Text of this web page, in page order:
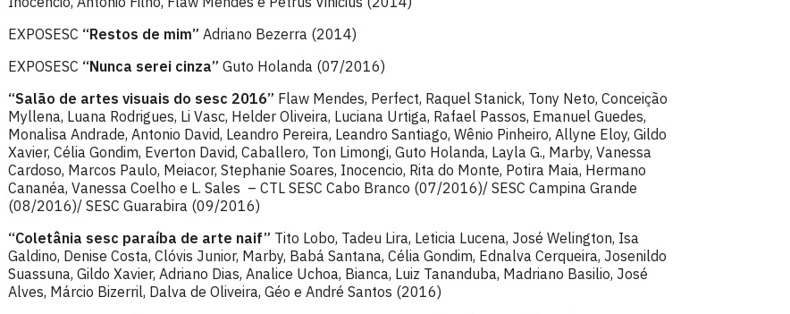
EXPOSESC “Restos de mim” Adriano Bezerra (2014)
EXPOSESC “Nunca serei cinza” Guto Holanda (07/2016)
“Salão de artes visuais do sesc 2016” Flaw Mendes, Perfect, Raquel Stanick, Tony Neto, Conceição
Myllena, Luana Rodrigues, Li Vasc, Helder Oliveira, Luciana Urtiga, Rafael Passos, Emanuel Guedes,
Monalisa Andrade, Antonio David, Leandro Pereira, Leandro Santiago, Wênio Pinheiro, Allyne Eloy, Gildo
Xavier, Célia Gondim, Everton David, Caballero, Ton Limongi, Guto Holanda, Layla G., Marby, Vanessa
Cardoso, Marcos Paulo, Meiacor, Stephanie Soares, Inocencio, Rita do Monte, Potira Maia, Hermano
Cananéa, Vanessa Coelho e L. Sales – CTL SESC Cabo Branco (07/2016)/ SESC Campina Grande
(08/2016)/ SESC Guarabira (09/2016)
“Coletânia sesc paraíba de arte naif” Tito Lobo, Tadeu Lira, Leticia Lucena, José Welington, Isa
Galdino, Denise Costa, Clóvis Junior, Marby, Babá Santana, Célia Gondim, Ednalva Cerqueira, Josenildo
Suassuna, Gildo Xavier, Adriano Dias, Analice Uchoa, Bianca, Luiz Tananduba, Madriano Basilio, José
Alves, Márcio Bizerril, Dalva de Oliveira, Géo e André Santos (2016)